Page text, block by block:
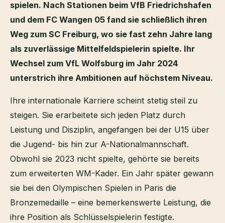
spielen. Nach Stationen beim VfB Friedrichshafen
und dem FC Wangen 05 fand sie schließlich ihren
Weg zum SC Freiburg, wo sie fast zehn Jahre lang
als zuverlässige Mittelfeldspielerin spielte. Ihr
Wechsel zum VfL Wolfsburg im Jahr 2024
unterstrich ihre Ambitionen auf höchstem Niveau.
Ihre internationale Karriere scheint stetig steil zu
steigen. Sie erarbeitete sich jeden Platz durch
Leistung und Disziplin, angefangen bei der U15 über
die Jugend- bis hin zur A-Nationalmannschaft.
Obwohl sie 2023 nicht spielte, gehörte sie bereits
zum erweiterten WM-Kader. Ein Jahr später gewann
sie bei den Olympischen Spielen in Paris die
Bronzemedaille – eine bemerkenswerte Leistung, die
ihre Position als Schlüsselspielerin festigte.